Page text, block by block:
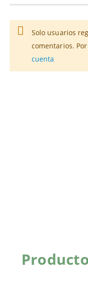
Solo usuarios
comentarios.
cuenta